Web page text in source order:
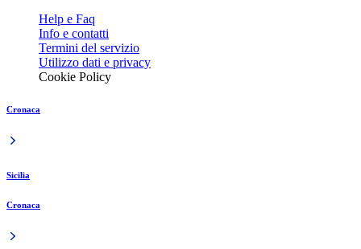
Help e Faq
Info e contatti
Termini del servizio
Utilizzo dati e privacy
Cookie Policy
Cronaca
Sicilia
Cronaca